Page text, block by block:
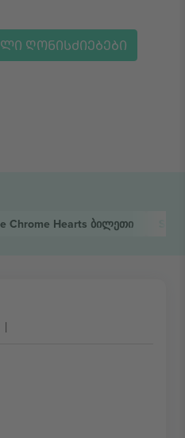
ᲦᲝᲜᲘᲡᲫᲘᲔᲑᲔᲑᲘ
Chrome Hearts ბილეთი